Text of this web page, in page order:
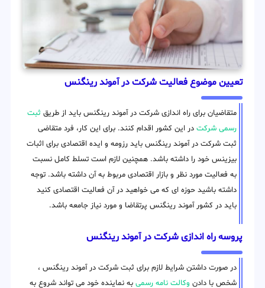
تعیین موضوع فعالیت شرکت در آموند رینگنس
متقاضیان برای راه اندازی شرکت در آموند رینگنس باید از طریق ثبت
رسمی شرکت در این کشور اقدام کنند. برای این کار، فرد متقاضی
ثبت شرکت در آموند رینگنس باید رزومه و ایده اقتصادی برای اثبات
بیزینس خود را داشته باشد. همچنین لازم است تسلط کامل نسبت
به فعالیت مورد نظر و بازار اقتصادی مربوط به آن داشته باشد. توجه
داشته باشید حوزه ای که می خواهید در آن فعالیت اقتصادی کنید
باید در کشور آموند رینگنس پرتقاضا و مورد نیاز جامعه باشد.
پروسه راه اندازی شرکت در آموند رینگنس
در صورت داشتن شرایط لازم برای ثبت شرکت در آموند رینگنس ،
شخص با دادن وکالت نامه رسمی به نماینده خود می تواند شروع به